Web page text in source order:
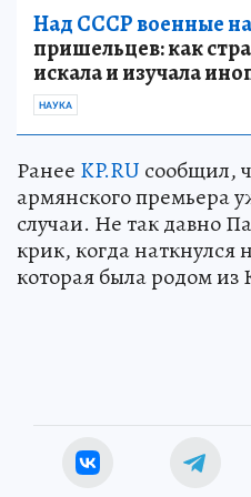
Над СССР военные
пришельцев: как
искала и изучала
НАУКА
Ранее KP.RU сообщил,
армянского премьера
случаи. Не так давно
крик, когда
которая была родом из